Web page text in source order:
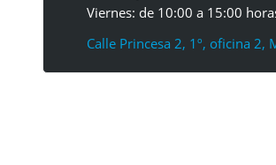
Viernes: de 10:00 a 15:00
Calle Princesa 2, 1º, oficina 2,